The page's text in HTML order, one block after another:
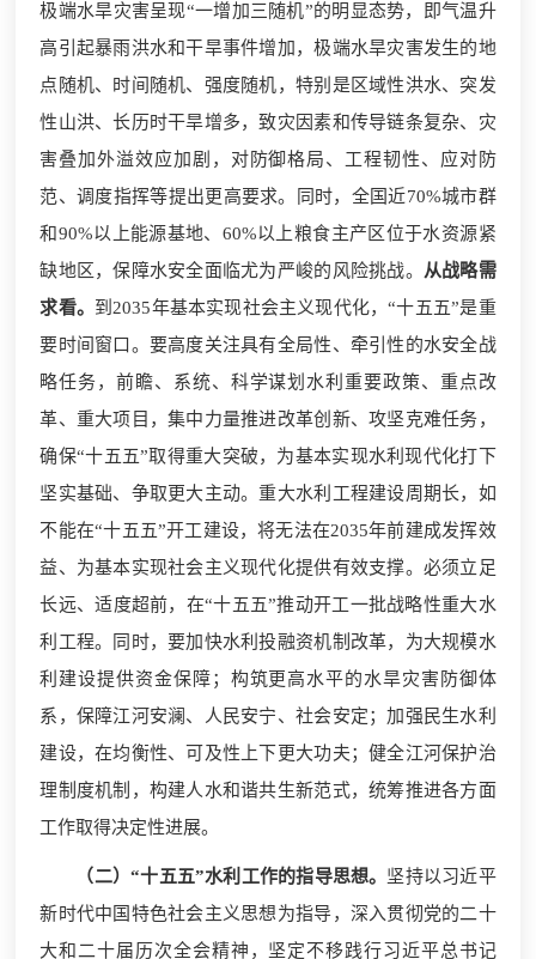
极端水旱灾害呈现“一增加三随机”的明显态势，即气温升
高引起暴雨洪水和干旱事件增加，极端水旱灾害发生的地
点随机、时间随机、强度随机，特别是区域性洪水、突发
性山洪、长历时干旱增多，致灾因素和传导链条复杂、灾
害叠加外溢效应加剧，对防御格局、工程韧性、应对防
范、调度指挥等提出更高要求。同时，全国近70%城市群
和90%以上能源基地、60%以上粮食主产区位于水资源紧
缺地区，保障水安全面临尤为严峻的风险挑战。 从战略需
求看。 到2035年基本实现社会主义现代化，“十五五”是重
要时间窗口。要高度关注具有全局性、牵引性的水安全战
略任务，前瞻、系统、科学谋划水利重要政策、重点改
革、重大项目，集中力量推进改革创新、攻坚克难任务，
确保“十五五”取得重大突破，为基本实现水利现代化打下
坚实基础、争取更大主动。重大水利工程建设周期长，如
不能在“十五五”开工建设，将无法在2035年前建成发挥效
益、为基本实现社会主义现代化提供有效支撑。必须立足
长远、适度超前，在“十五五”推动开工一批战略性重大水
利工程。同时，要加快水利投融资机制改革，为大规模水
利建设提供资金保障；构筑更高水平的水旱灾害防御体
系，保障江河安澜、人民安宁、社会安定；加强民生水利
建设，在均衡性、可及性上下更大功夫；健全江河保护治
理制度机制，构建人水和谐共生新范式，统筹推进各方面
工作取得决定性进展。
（二）“十五五”水利工作的指导思想。 坚持以习近平
新时代中国特色社会主义思想为指导，深入贯彻党的二十
大和二十届历次全会精神，坚定不移践行习近平总书记